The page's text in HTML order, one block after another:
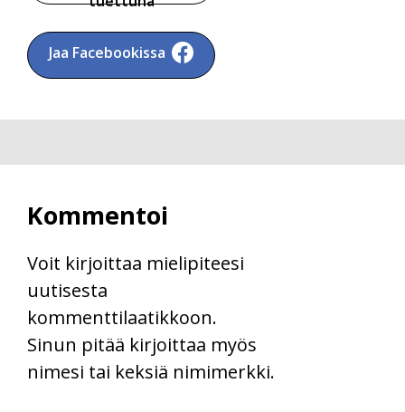
Jaa Facebookissa
Kommentoi
Voit kirjoittaa mielipiteesi
uutisesta
kommenttilaatikkoon.
Sinun pitää kirjoittaa myös
nimesi tai keksiä nimimerkki.